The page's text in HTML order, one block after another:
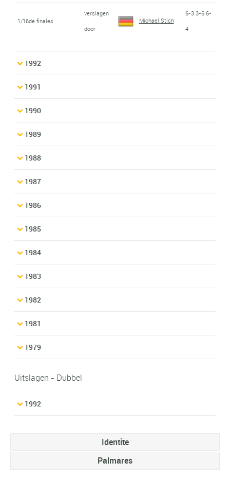
1/16de finales
verslagen
door
Michael Stich
6-3 3-6 6-
4
1992
1991
1990
1989
1988
1987
1986
1985
1984
1983
1982
1981
1979
Uitslagen - Dubbel
1992
Identite
Palmares